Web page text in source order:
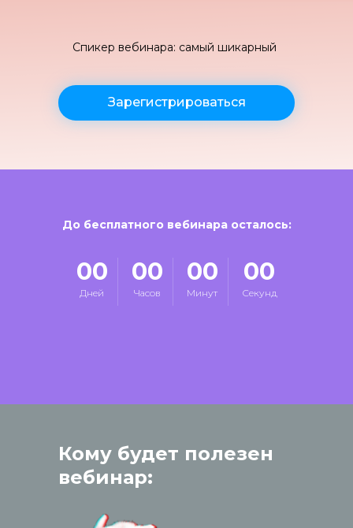
Спикер вебинара: самый шикарный
Зарегистрироваться
До бесплатного вебинара осталось:
00
Дней
00
Часов
00
Минут
00
Секунд
Кому будет полезен
вебинар: